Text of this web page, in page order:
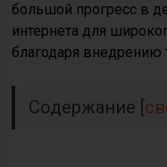
большой прогресс в
интернета для
благодаря внедрению
Содержание [